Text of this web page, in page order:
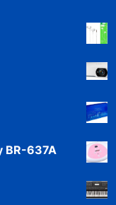
BR-637A